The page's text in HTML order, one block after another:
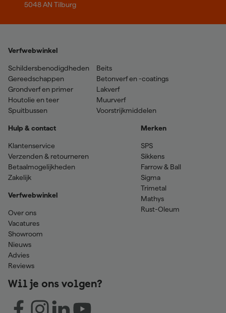
laag te verdunnen met 10% terpentine om zo een betere
onbehandeld laten totdat er verwering op begint te treden. Op
ontsnappen waardoor de beitslaag beter hecht. Een aantal mooie
beitsen zijn in dit geval bijvoorbeeld Tenco Douglasbeits
Transparant of Dekkend.
5048 AN Tilburg
Verfwebwinkel
Schildersbenodigdheden
Gereedschappen
Grondverf en primer
Houtolie en teer
Spuitbussen
Beits
Betonverf en -coatings
Lakverf
Muurverf
Voorstrijkmiddelen
Hulp & contact
Klantenservice
Verzenden & retourneren
Betaalmogelijkheden
Zakelijk
Verfwebwinkel
Over ons
Vacatures
Showroom
Nieuws
Advies
Reviews
Merken
SPS
Sikkens
Farrow & Ball
Sigma
Trimetal
Mathys
Rust-Oleum
Wil je ons volgen?